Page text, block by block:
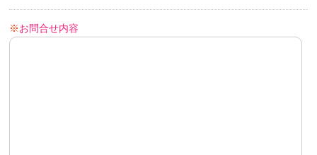
※お問合せ内容